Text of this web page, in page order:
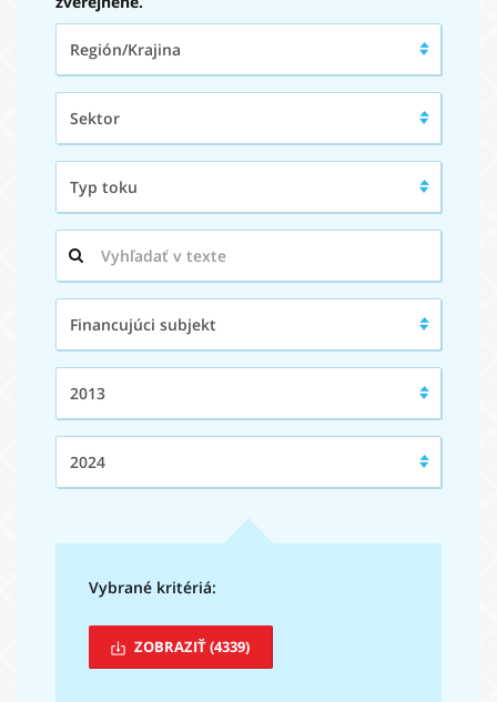
Región/Krajina:
Región/Krajina
Sektor:
Sektor
Typ
toku:
Typ toku
Hľadaný
výraz:
Financujúci
subjekt:
Financujúci subjekt
Od:
2013
Do:
2024
Vybrané kritériá:
ZOBRAZIŤ(4339)